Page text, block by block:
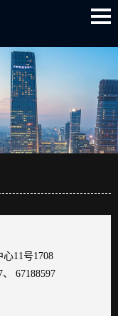
11号1708
、 67188597